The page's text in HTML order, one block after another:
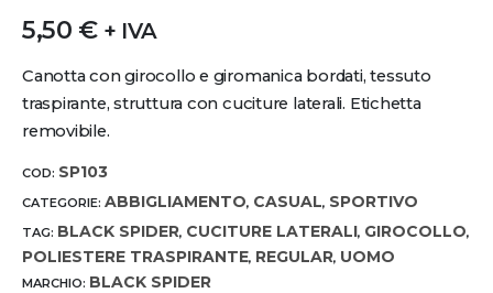
5,50 € + IVA
Canotta con girocollo e giromanica bordati, tessuto
traspirante, struttura con cuciture laterali. Etichetta
removibile.
COD: SP103
CATEGORIE: ABBIGLIAMENTO, CASUAL, SPORTIVO
TAG: BLACK SPIDER, CUCITURE LATERALI, GIROCOLLO,
POLIESTERE TRASPIRANTE, REGULAR, UOMO
MARCHIO: BLACK SPIDER